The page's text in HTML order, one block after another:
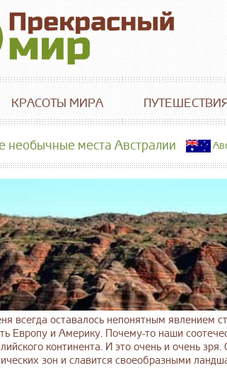
КРАСОТЫ МИРА
необычные места Австралии
всегда оставалось непонятным явлением
Европу и Америку. Почему-то наши
континента. И это очень и очень
зон и славится своеобразными